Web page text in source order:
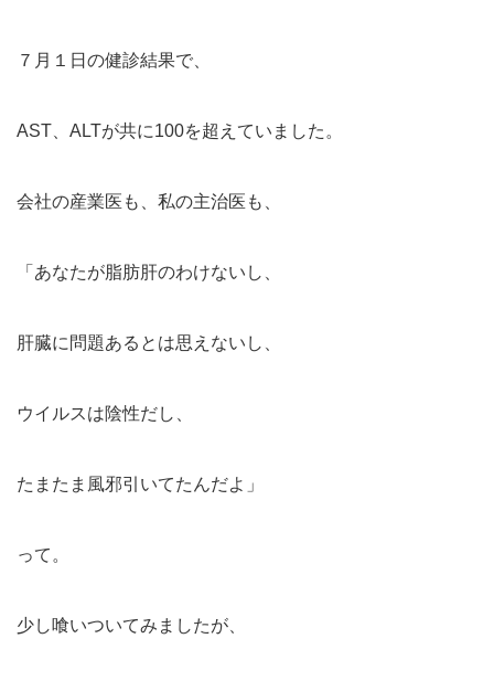
７月１日の健診結果で、
AST、ALTが共に100を超えていました。
会社の産業医も、私の主治医も、
「あなたが脂肪肝のわけないし、
肝臓に問題あるとは思えないし、
ウイルスは陰性だし、
たまたま風邪引いてたんだよ」
って。
少し喰いついてみましたが、